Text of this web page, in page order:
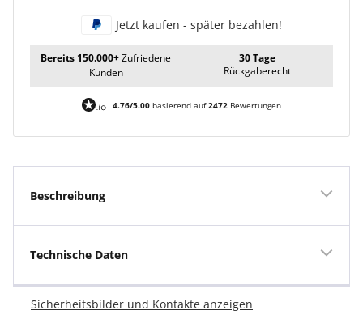
Jetzt kaufen - später bezahlen!
Bereits 150.000+Zufriedene
Kunden
30 Tage
Rückgaberecht
4.76/5.00 basierend auf2472 Bewertungen
Beschreibung
Technische Daten
Sicherheitsbilder und Kontakte anzeigen